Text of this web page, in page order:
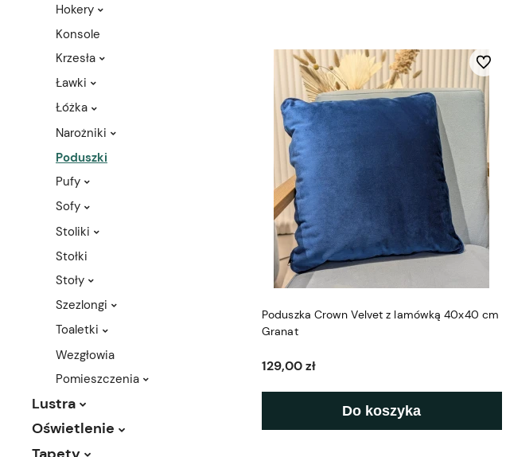
Hokery
Konsole
Krzesła
Ławki
Łóżka
Narożniki
Poduszki
Pufy
Sofy
Stoliki
Stołki
Stoły
Szezlongi
Toaletki
Wezgłowia
Pomieszczenia
Lustra
Oświetlenie
Poduszka Crown Velvet z lamówką 40x40 cm
Granat
129,00 zł
Do koszyka
Do